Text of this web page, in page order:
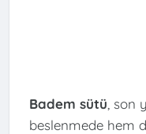
Badem sütü , son
beslenmede hem